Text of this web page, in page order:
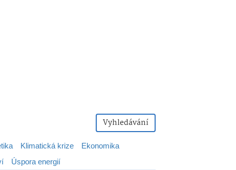
Vyhledávání
Klimatická krize
Ekonomika
Úspora energií